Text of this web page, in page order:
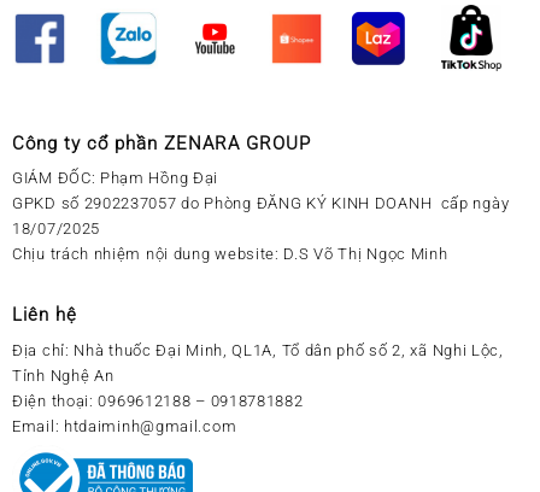
Công ty cổ phần ZENARA GROUP
GIÁM ĐỐC: Phạm Hồng Đại
GPKD số 2902237057 do Phòng ĐĂNG KÝ KINH DOANH cấp ngày
18/07/2025
Chịu trách nhiệm nội dung website: D.S Võ Thị Ngọc Minh
Liên hệ
Địa chỉ: Nhà thuốc Đại Minh, QL1A, Tổ dân phố số 2, xã Nghi Lộc,
Tỉnh Nghệ An
Điện thoại: 0969612188 – 0918781882
Email: htdaiminh@gmail.com